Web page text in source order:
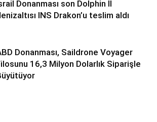
Donanması son Dolphin II
INS Drakon’u teslim aldı
Donanması, Saildrone Voyager
16,3 Milyon Dolarlık Siparişle